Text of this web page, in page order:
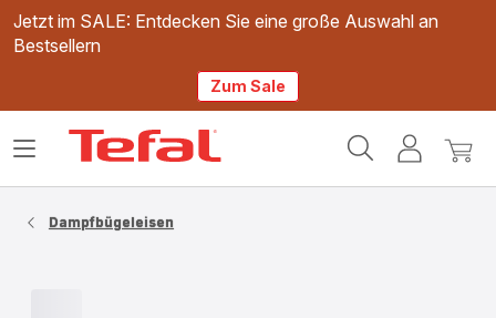
Jetzt im SALE: Entdecken Sie eine große Auswahl an
Bestsellern
Zum Sale
Mein
Mein
Das
Dampfbügeleisen